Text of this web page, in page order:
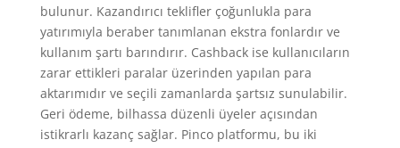
bulunur. Kazandırıcı teklifler çoğunlukla para
yatırımıyla beraber tanımlanan ekstra fonlardır ve
kullanım şartı barındırır. Cashback ise kullanıcıların
zarar ettikleri paralar üzerinden yapılan para
aktarımıdır ve seçili zamanlarda şartsız sunulabilir.
Geri ödeme, bilhassa düzenli üyeler açısından
istikrarlı kazanç sağlar. Pinco platformu, bu iki